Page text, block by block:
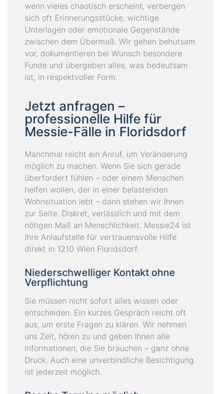
wenn vieles chaotisch erscheint, verbergen
sich oft Erinnerungsstücke, wichtige
Unterlagen oder emotionale Gegenstände
zwischen dem Übermaß. Wir gehen behutsam
vor, dokumentieren bei Wunsch besondere
Funde und übergeben alles, was bedeutsam
ist, in respektvoller Form.
Jetzt anfragen –
professionelle Hilfe für
Messie-Fälle in Floridsdorf
Manchmal reicht ein Anruf, um Veränderung
möglich zu machen. Wenn Sie sich gerade
überfordert fühlen – oder einem Menschen
helfen wollen, der in einer belastenden
Wohnsituation lebt – dann stehen wir Ihnen
zur Seite. Diskret, verlässlich und mit dem
nötigen Maß an Menschlichkeit. Messie24 ist
Ihre Anlaufstelle für vertrauensvolle Hilfe
direkt in 1210 Wien Floridsdorf.
Niederschwelliger Kontakt ohne
Verpflichtung
Sie müssen nicht sofort alles wissen oder
entscheiden. Ein kurzes Gespräch reicht oft
aus, um erste Fragen zu klären. Wir nehmen
uns Zeit, hören zu und geben Ihnen alle
Informationen, die Sie brauchen – ganz ohne
Druck. Auch eine unverbindliche Besichtigung
ist jederzeit möglich.